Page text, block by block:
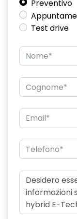
doppio fondo
driver display 10''
eCall funzionalità
compatibilità 2G/
mantenimento della
SHAPE
filtro antipolline
flying consolle
illuminazione
Preventivo
Test drive